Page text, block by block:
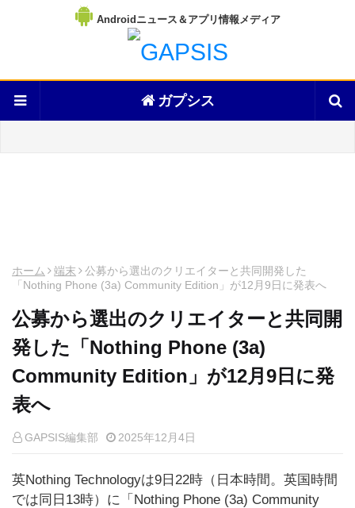
Androidニュース＆アプリ情報メディア
ガプシス
ホーム 端末
公募から選出のクリエイターと共同開発した
「Nothing Phone (3a) Community Edition」が12月9日に発表へ
公募から選出のクリエイターと共同開
発した「Nothing Phone (3a)
Community Edition」が12月9日に発
表へ
GAPSIS編集部 2025年12月4日
英Nothing Technologyは9日22時（日本時間。英国時間
では同日13時）に「Nothing Phone (3a) Community